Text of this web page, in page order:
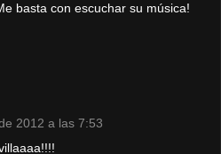
basta con escuchar su música!
2012 a las 7:53